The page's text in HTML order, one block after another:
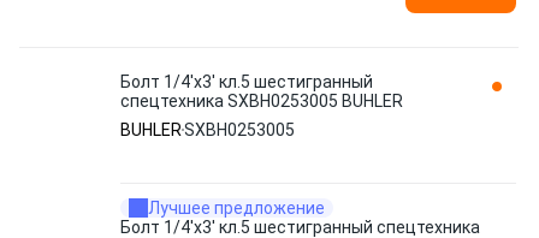
Болт 1/4'x3' кл.5 шестигранный
спецтехника SXBH0253005 BUHLER
BUHLERSXBH0253005
Лучшее предложение
Болт 1/4'x3' кл.5 шестигранный спецтехника